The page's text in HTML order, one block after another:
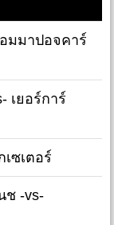
มมาปอจคาร์
เยอร์การ์
ซเตอร์
ช -vs-